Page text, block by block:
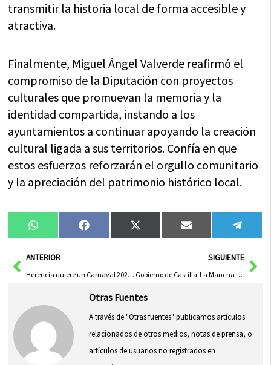
transmitir la historia local de forma accesible y
atractiva.
Finalmente, Miguel Ángel Valverde reafirmó el
compromiso de la Diputación con proyectos
culturales que promuevan la memoria y la
identidad compartida, instando a los
ayuntamientos a continuar apoyando la creación
cultural ligada a sus territorios. Confía en que
estos esfuerzos reforzarán el orgullo comunitario
y la apreciación del patrimonio histórico local.
Compartir
en
WhatsAppCompartir
en
FacebookCompartir
en
X
(Twitter)
Compartir
en
Email
en
AntANTERIOR
Herencia quiere un Carnaval 2026 a la altura de su historia… y también a la altura de sus calles
SIGUIENTE
Gobierno de Castilla-La Mancha Implementa Medidas para Reducir Daños por Lluvias
Otras Fuentes
A través de "Otras fuentes" publicamos artículos
relacionados de otros medios, notas de prensa, o
artículos de usuarios no registrados en